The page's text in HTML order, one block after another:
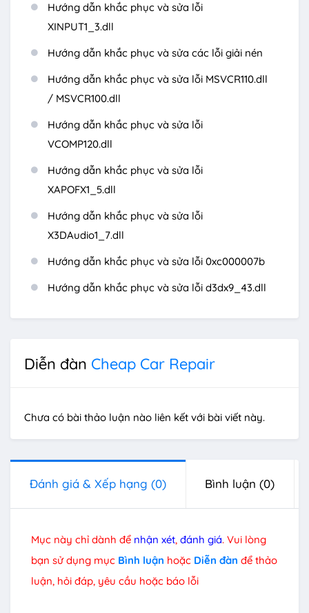
Hướng dẫn khắc phục và sửa lỗi
XINPUT1_3.dll
Hướng dẫn khắc phục và sửa các lỗi giải nén
Hướng dẫn khắc phục và sửa lỗi MSVCR110.dll
/ MSVCR100.dll
Hướng dẫn khắc phục và sửa lỗi
VCOMP120.dll
Hướng dẫn khắc phục và sửa lỗi
XAPOFX1_5.dll
Hướng dẫn khắc phục và sửa lỗi
X3DAudio1_7.dll
Hướng dẫn khắc phục và sửa lỗi 0xc000007b
Hướng dẫn khắc phục và sửa lỗi d3dx9_43.dll
Diễn đàn Cheap Car Repair
Chưa có bài thảo luận nào liên kết với bài viết này.
Đánh giá & Xếp hạng (0) Bình luận (0)
Mục này chỉ dành để nhận xét, đánh giá. Vui lòng
bạn sử dụng mục Bình luận hoặc Diễn đàn để thảo
luận, hỏi đáp, yêu cầu hoặc báo lỗi